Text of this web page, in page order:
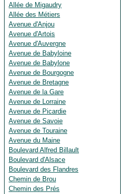
Allée de Migaudry
Allée des Métiers
Avenue d'Anjou
Avenue d'Artois
Avenue d'Auvergne
Avenue de Babyloine
Avenue de Babylone
Avenue de Bourgogne
Avenue de Bretagne
Avenue de la Gare
Avenue de Lorraine
Avenue de Picardie
Avenue de Savoie
Avenue de Touraine
Avenue du Maine
Boulevard Alfred Billault
Boulevard d'Alsace
Boulevard des Flandres
Chemin de Brou
Chemin des Prés